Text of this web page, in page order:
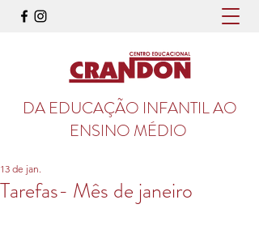
DA EDUCAÇÃO INFANTIL AO
ENSINO MÉDIO
Tarefas- Mês de janeiro
13 de jan.